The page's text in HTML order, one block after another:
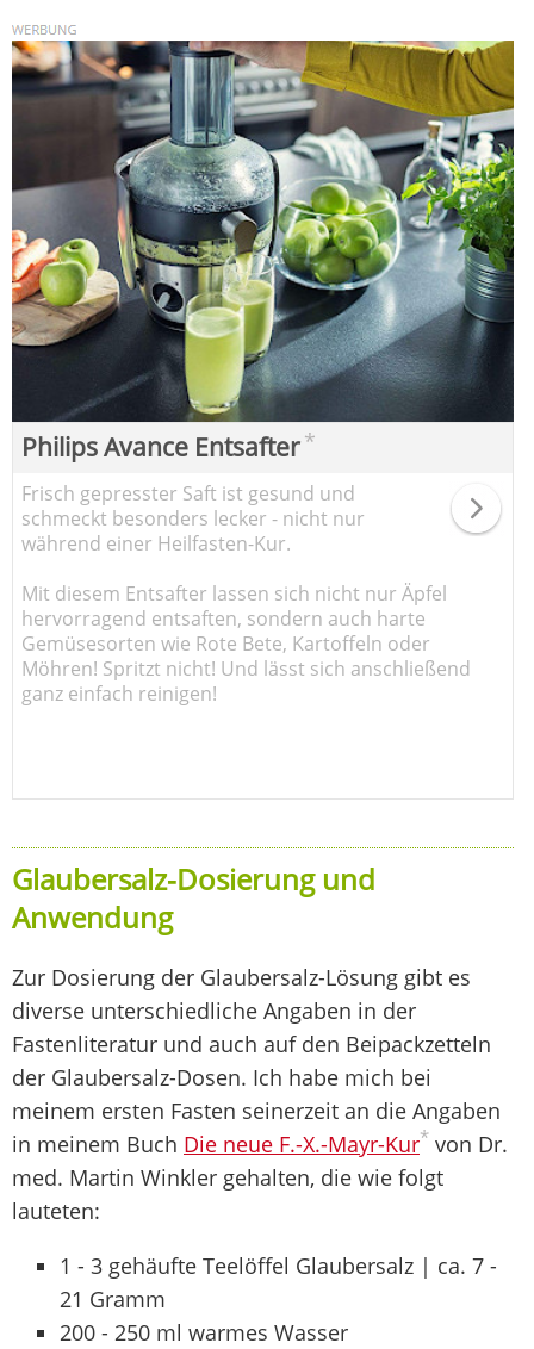
Philips Avance Entsafter*
Frisch gepresster Saft ist gesund und
schmeckt besonders lecker - nicht nur
während einer Heilfasten-Kur.
Mit diesem Entsafter lassen sich nicht nur Äpfel
hervorragend entsaften, sondern auch harte
Gemüsesorten wie Rote Bete, Kartoffeln oder
Möhren! Spritzt nicht! Und lässt sich anschließend
ganz einfach reinigen!
Glaubersalz-Dosierung und
Anwendung
Zur Dosierung der Glaubersalz-Lösung gibt es
diverse unterschiedliche Angaben in der
Fastenliteratur und auch auf den Beipackzetteln
der Glaubersalz-Dosen. Ich habe mich bei
meinem ersten Fasten seinerzeit an die Angaben
in meinem Buch Die neue F.-X.-Mayr-Kur* von Dr.
med. Martin Winkler gehalten, die wie folgt
lauteten:
1 - 3 gehäufte Teelöffel Glaubersalz | ca. 7 -
21 Gramm
200 - 250 ml warmes Wasser